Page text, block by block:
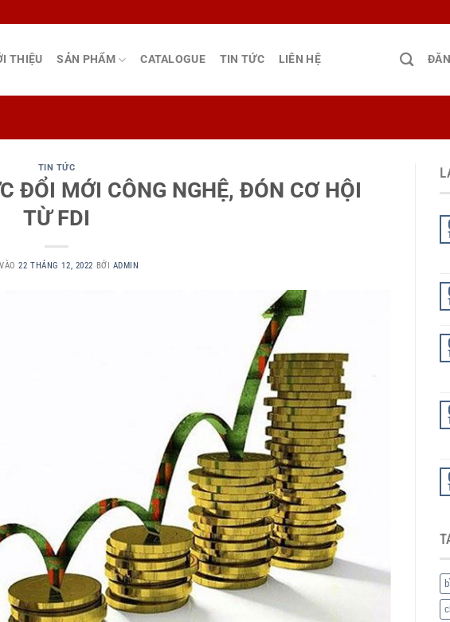
THIỆU SẢN PHẨM CATALOGUE TIN TỨC LIÊN HỆ
TIN TỨC
ĐỔI MỚI CÔNG NGHỆ, ĐÓN CƠ HỘI
TỪ FDI
22 THÁNG 12, 2022 BỞI ADMIN